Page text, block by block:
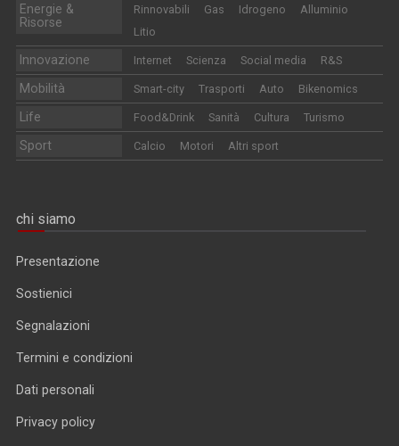
Energie &
Risorse
Rinnovabili Gas Idrogeno
Alluminio
Litio
Innovazione Internet Scienza Social media R&S
Mobilità Smart-city Trasporti Auto Bikenomics
Life Food&Drink Sanità Cultura Turismo
Sport Calcio Motori Altri sport
chi siamo
Presentazione
Sostienici
Segnalazioni
Termini e condizioni
Dati personali
Privacy policy